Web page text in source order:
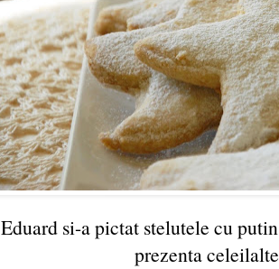
Eduard si-a pictat stelutele cu
prezenta